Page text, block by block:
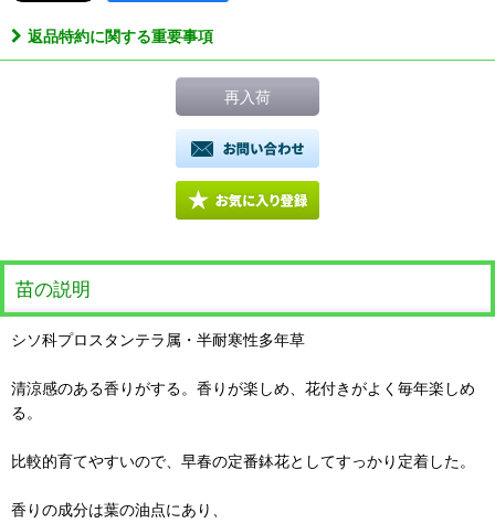
返品特約に関する重要事項
再入荷
苗の説明
シソ科プロスタンテラ属・半耐寒性多年草
清涼感のある香りがする。香りが楽しめ、花付きがよく毎年楽しめ
る。
比較的育てやすいので、早春の定番鉢花としてすっかり定着した。
香りの成分は葉の油点にあり、